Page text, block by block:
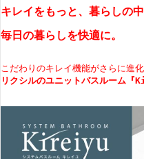
キレイをもっと、暮らしの
毎日の暮らしを快適に。
こだわりのキレイ機能がさらに進
リクシルのユニットバスルーム『